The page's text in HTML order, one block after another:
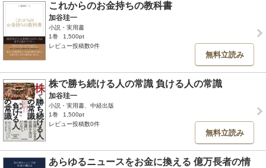
これからのお金持ちの教科書
加谷珪一
小説・実用書
1巻
1,500pt
レビュー投稿数0件
無料立読み
株で勝ち続ける人の常識 負ける人の常識
加谷珪一
小説・実用書、中経出版
1巻
1,500pt
レビュー投稿数0件
無料立読み
あらゆるニュースをお金に換える 億万長者の情